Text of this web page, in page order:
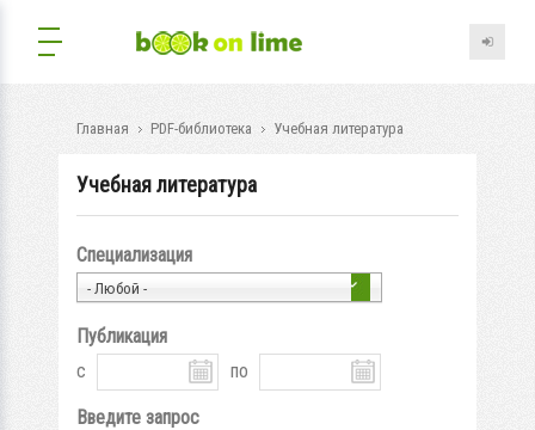
Главная PDF-библиотека Учебная литература
Учебная литература
Специализация
- Любой -
Публикация
с
по
Введите запрос